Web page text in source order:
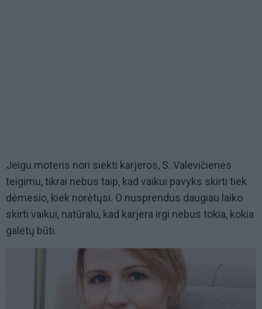
Jeigu moteris nori siekti karjeros, S. Valevičienės
teigimu, tikrai nebus taip, kad vaikui pavyks skirti tiek
dėmesio, kiek norėtųsi. O nusprendus daugiau laiko
skirti vaikui, natūralu, kad karjera irgi nebus tokia, kokia
galėtų būti.